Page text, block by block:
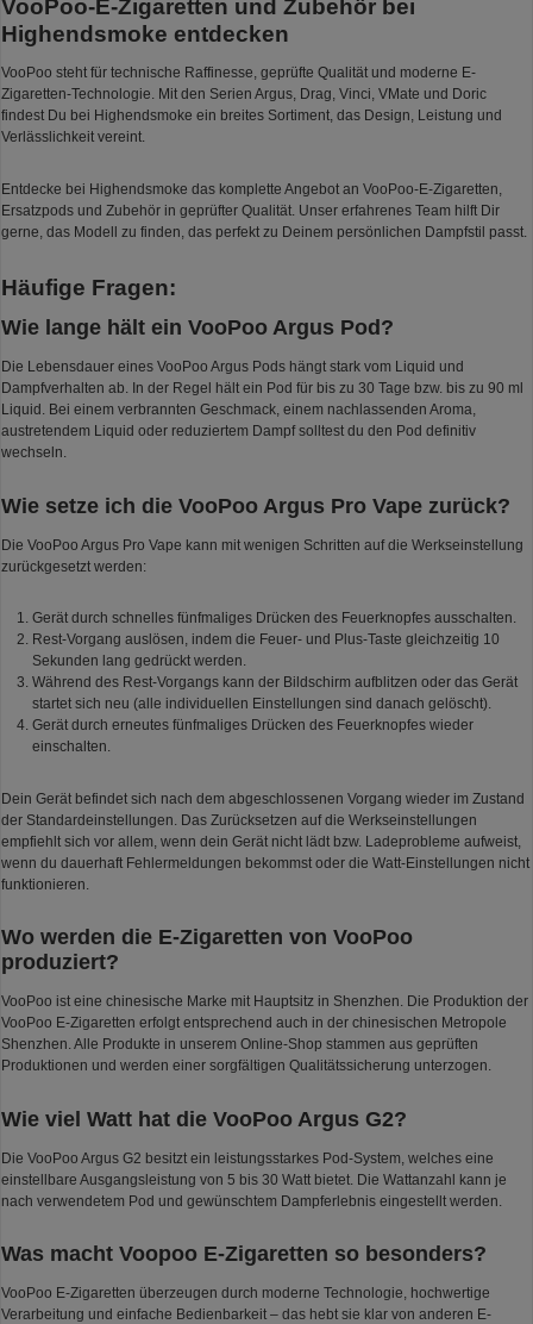
VooPoo-E-Zigaretten und Zubehör bei
Highendsmoke entdecken
VooPoo steht für technische Raffinesse, geprüfte Qualität und moderne E-
Zigaretten-Technologie. Mit den Serien Argus, Drag, Vinci, VMate und Doric
findest Du bei Highendsmoke ein breites Sortiment, das Design, Leistung und
Verlässlichkeit vereint.
Entdecke bei Highendsmoke das komplette Angebot an VooPoo-E-Zigaretten,
Ersatzpods und Zubehör in geprüfter Qualität. Unser erfahrenes Team hilft Dir
gerne, das Modell zu finden, das perfekt zu Deinem persönlichen Dampfstil passt.
Häufige Fragen:
Wie lange hält ein VooPoo Argus Pod?
Die Lebensdauer eines VooPoo Argus Pods hängt stark vom Liquid und
Dampfverhalten ab. In der Regel hält ein Pod für bis zu 30 Tage bzw. bis zu 90 ml
Liquid. Bei einem verbrannten Geschmack, einem nachlassenden Aroma,
austretendem Liquid oder reduziertem Dampf solltest du den Pod definitiv
wechseln.
Wie setze ich die VooPoo Argus Pro Vape zurück?
Die VooPoo Argus Pro Vape kann mit wenigen Schritten auf die Werkseinstellung
zurückgesetzt werden:
Gerät durch schnelles fünfmaliges Drücken des Feuerknopfes ausschalten.
Rest-Vorgang auslösen, indem die Feuer- und Plus-Taste gleichzeitig 10
Sekunden lang gedrückt werden.
Während des Rest-Vorgangs kann der Bildschirm aufblitzen oder das Gerät
startet sich neu (alle individuellen Einstellungen sind danach gelöscht).
Gerät durch erneutes fünfmaliges Drücken des Feuerknopfes wieder
einschalten.
Dein Gerät befindet sich nach dem abgeschlossenen Vorgang wieder im Zustand
der Standardeinstellungen. Das Zurücksetzen auf die Werkseinstellungen
empfiehlt sich vor allem, wenn dein Gerät nicht lädt bzw. Ladeprobleme aufweist,
wenn du dauerhaft Fehlermeldungen bekommst oder die Watt-Einstellungen nicht
funktionieren.
Wo werden die E-Zigaretten von VooPoo
produziert?
VooPoo ist eine chinesische Marke mit Hauptsitz in Shenzhen. Die Produktion der
VooPoo E-Zigaretten erfolgt entsprechend auch in der chinesischen Metropole
Shenzhen. Alle Produkte in unserem Online-Shop stammen aus geprüften
Produktionen und werden einer sorgfältigen Qualitätssicherung unterzogen.
Wie viel Watt hat die VooPoo Argus G2?
Die VooPoo Argus G2 besitzt ein leistungsstarkes Pod-System, welches eine
einstellbare Ausgangsleistung von 5 bis 30 Watt bietet. Die Wattanzahl kann je
nach verwendetem Pod und gewünschtem Dampferlebnis eingestellt werden.
Was macht Voopoo E-Zigaretten so besonders?
VooPoo E-Zigaretten überzeugen durch moderne Technologie, hochwertige
Verarbeitung und einfache Bedienbarkeit – das hebt sie klar von anderen E-